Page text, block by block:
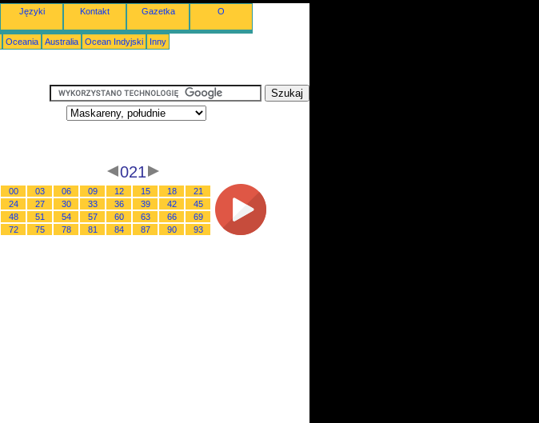
Języki Kontakt Gazetka O
Oceania Australia Ocean Indyjski Inny
021
00 03 06 09 12 15 18
21
24
27 30 33 36 39 42
45
48
51 54 57 60 63 66
69
72
75 78 81 84 87 90 93